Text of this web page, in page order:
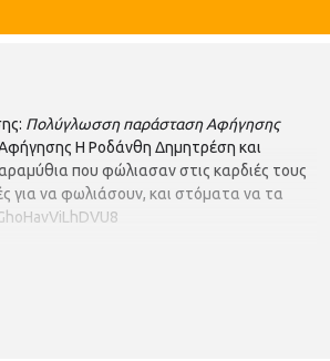
Πολύγλωσση παράσταση Αφήγησης
Η Ροδάνθη Δημητρέση και
που φώλιασαν στις καρδιές τους
για να φωλιάσουν, και στόματα να τα